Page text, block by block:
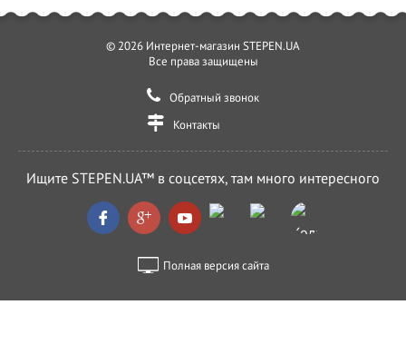
© 2026 Интернет-магазин STEPEN.UA
Все права защищены
Обратный звонок
Контакты
Ищите STEPEN.UA™ в соцсетях, там много интересного
Полная версия сайта